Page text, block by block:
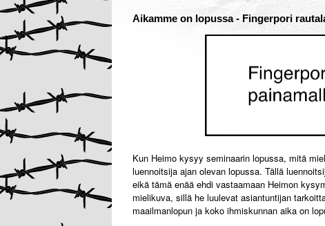
Aikamme on lopussa - Fingerpori
Kun Heimo kysyy seminaarin lopussa, mitä
luennoitsija ajan olevan lopussa. Tällä
eikä tämä enää ehdi vastaamaan Heimon
mielikuva, sillä he luulevat asiantuntijan
maailmanlopun ja koko ihmiskunnan aika on